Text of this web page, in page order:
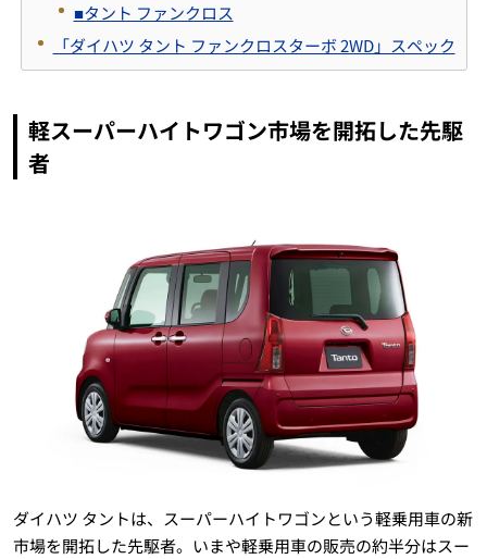
■タント ファンクロス
「ダイハツ タント ファンクロスターボ 2WD」スペック
軽スーパーハイトワゴン市場を開拓した先駆
者
ダイハツ タントは、スーパーハイトワゴンという軽乗用車の新
市場を開拓した先駆者。いまや軽乗用車の販売の約半分はスー